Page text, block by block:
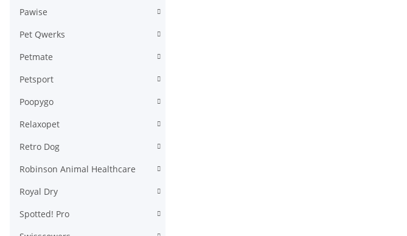
Pawise
Pet Qwerks
Petmate
Petsport
Poopygo
Relaxopet
Retro Dog
Robinson Animal Healthcare
Royal Dry
Spotted! Pro